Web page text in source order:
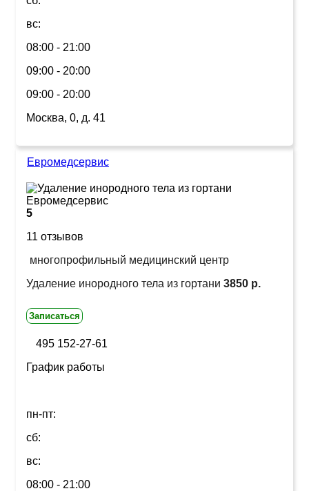
вс:
08:00 - 21:00
09:00 - 20:00
09:00 - 20:00
Москва, 0, д. 41
Евромедсервис
5
11 отзывов
многопрофильный медицинский центр
Удаление инородного тела из гортани 3850 р.
Записаться
495 152-27-61
График работы
пн-пт:
сб:
вс:
08:00 - 21:00